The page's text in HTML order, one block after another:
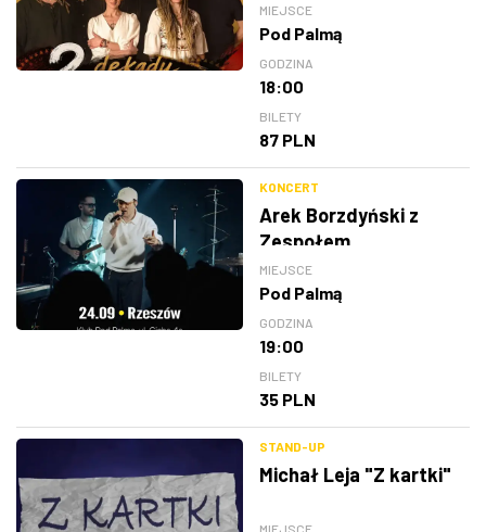
MIEJSCE
Pod Palmą
GODZINA
18:00
BILETY
87 PLN
KONCERT
Arek Borzdyński z
Zespołem
MIEJSCE
Pod Palmą
GODZINA
19:00
BILETY
35 PLN
STAND-UP
Michał Leja "Z kartki"
MIEJSCE